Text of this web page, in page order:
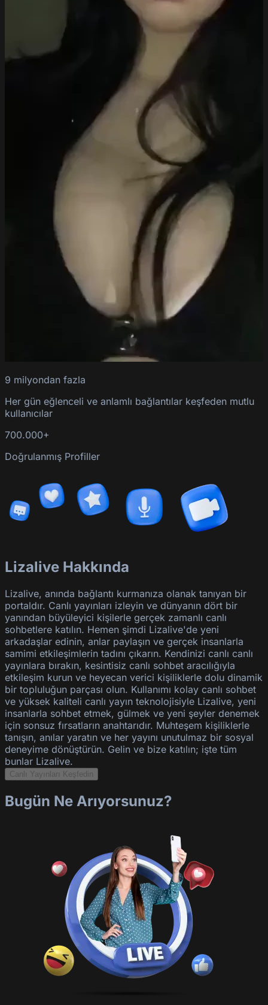
9 milyondan fazla
Her gün eğlenceli ve anlamlı bağlantılar keşfeden mutlu
kullanıcılar
700.000+
Doğrulanmış Profiller
Lizalive Hakkında
Lizalive, anında bağlantı kurmanıza olanak tanıyan bir
portaldır. Canlı yayınları izleyin ve dünyanın dört bir
yanından büyüleyici kişilerle gerçek zamanlı canlı
sohbetlere katılın. Hemen şimdi Lizalive'de yeni
arkadaşlar edinin, anlar paylaşın ve gerçek insanlarla
samimi etkileşimlerin tadını çıkarın. Kendinizi canlı canlı
yayınlara bırakın, kesintisiz canlı sohbet aracılığıyla
etkileşim kurun ve heyecan verici kişiliklerle dolu dinamik
bir topluluğun parçası olun. Kullanımı kolay canlı sohbet
ve yüksek kaliteli canlı yayın teknolojisiyle Lizalive, yeni
insanlarla sohbet etmek, gülmek ve yeni şeyler denemek
için sonsuz fırsatların anahtarıdır. Muhteşem kişiliklerle
tanışın, anılar yaratın ve her yayını unutulmaz bir sosyal
deneyime dönüştürün. Gelin ve bize katılın; işte tüm
bunlar Lizalive.
Canlı Yayınları Keşfedin
Bugün Ne Arıyorsunuz?